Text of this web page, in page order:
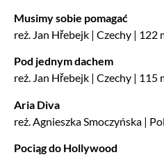
Musimy sobie pomagać
reż. Jan Hřebejk | Czechy | 122
Pod jednym dachem
reż. Jan Hřebejk | Czechy | 115
Aria Diva
reż. Agnieszka Smoczyńska |
Pociąg do Hollywood